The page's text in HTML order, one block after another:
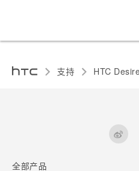
支持 HTC
全部产品